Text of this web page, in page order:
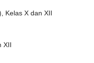
Kelas X dan XII
XII